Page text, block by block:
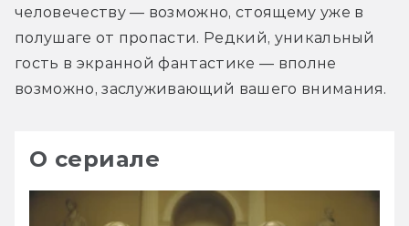
человечеству — возможно, стоящему уже в
полушаге от пропасти. Редкий, уникальный
гость в экранной фантастике — вполне
возможно, заслуживающий вашего внимания.
О сериале